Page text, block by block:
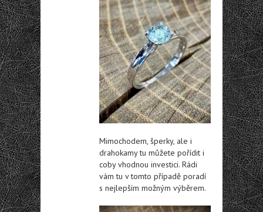
Mimochodem, šperky, ale i
drahokamy tu můžete pořídit i
coby vhodnou investici. Rádi
vám tu v tomto případě poradí
s nejlepším možným výběrem.